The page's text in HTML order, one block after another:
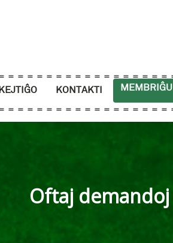
KONTAKTI MEMBRIĜU
Oftaj demandoj